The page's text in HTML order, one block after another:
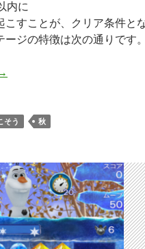
内に
こすことが、クリア条件と
ジの特徴は次の通りです。
ナと雪の女王 Free Fall 夏ス
そう 秋